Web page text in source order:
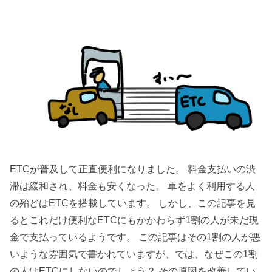
ETCが普及して正直便利になりました。 料金支払いの渋
滞は緩和され、料金も安くなった。 車をよく利用する人
の殆どはETCを搭載しています。 しかし、この記事を見
るとこれだけ便利なETCにもかかわらず1割の人が未だ現
金で支払っているようです。 この記事はその1割の人が悪
いような雰囲気で書かれていますが、では、なぜこの1割